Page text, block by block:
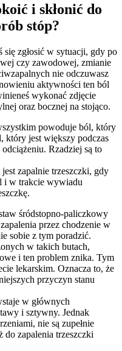
i skłonić do
stóp?
zgłosić w sytuacji, gdy po
czy zawodowej, zmianie
nie odczuwasz
aktywności ten ból
wykonać zdjęcie
oraz bocznej na stojąco.
powoduje ból, który
który jest większy podczas
Rzadziej są to
zapalnie trzeszczki, gdy
i w trakcie wywiadu
śródstopno-paliczkowy
przez chodzenie w
sobie z tym poradzić.
w takich butach,
i ten problem znika. Tym
lekarskim. Oznacza to, że
przyczyn stanu
w głównych
i sztywny. Jednak
nie są zupełnie
do zapalenia trzeszczki